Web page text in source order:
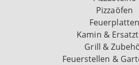
Pizzaöfen
Feuerplatten
Kamin &
Grill &
Feuerstellen &